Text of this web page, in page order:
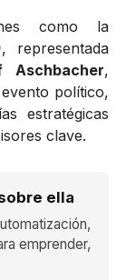
como la
, representada
Aschbacher,
político,
estratégicas
clave.
ella
emprender,